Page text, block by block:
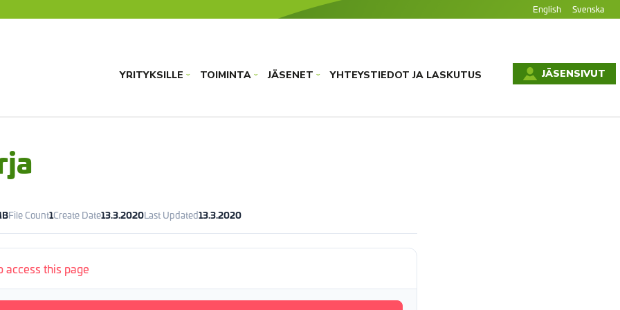
English Svenska
YRITYKSILLE› TOIMINTA› JÄSENET › YHTEYSTIEDOT JA LASKUTUS JÄSENSIVUT
File Count1Create Date13.3.2020Last Updated13.3.2020
access this page